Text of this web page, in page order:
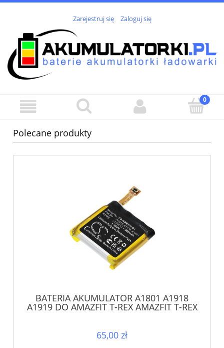
Zarejestruj się Zaloguj się
Polecane produkty
BATERIA AKUMULATOR A1801 A1918
A1919 DO AMAZFIT T-REX AMAZFIT T-REX
65,00 zł